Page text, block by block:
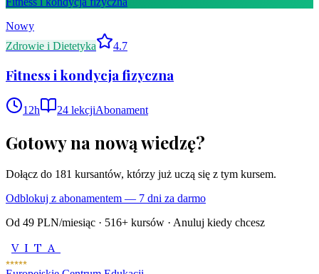
Nowy
Zdrowie i Dietetyka
4.7
Fitness i kondycja fizyczna
12h 24 lekcjiAbonament
Gotowy na nową wiedzę?
Dołącz do 181 kursantów, którzy już uczą się z tym kursem.
Odblokuj z abonamentem — 7 dni za darmo
Od 49 PLN/miesiąc · 516+ kursów · Anuluj kiedy chcesz
VITA